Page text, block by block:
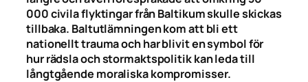
000 civila flyktingar från Baltikum skulle skickas
tillbaka. Baltutlämningen kom att bli ett
nationellt trauma och har blivit en symbol för
hur rädsla och stormaktspolitik kan leda till
långtgående moraliska kompromisser.